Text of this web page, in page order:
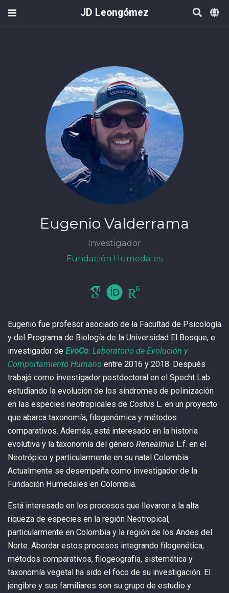
JD Leongómez
Eugenio Valderrama
Investigador
Fundación Humedales
Eugenio fue profesor asociado de la Facultad de Psicología
y del Programa de Biología de la Universidad El Bosque, e
investigador de EvoCo: Laboratorio de Evolución y
Comportamiento Humano entre 2016 y 2018. Después
trabajó como investigador postdoctoral en el Specht Lab
estudiando la evolución de los síndromes de polinización
en las especies neotropicales de Costus L. en un proyecto
que abarca taxonomía, filogenómica y métodos
comparativos. Además, está interesado en la historia
evolutiva y la taxonomía del género Renealmia L.f. en el
Neotrópico y particularmente en su natal Colombia.
Actualmente se desempeña como investigador de la
Fundación Humedales en Colombia.
Está interesado en los procesos que llevaron a la alta
riqueza de especies en la región Neotropical,
particularmente en Colombia y la región de los Andes del
Norte. Abordar estos procesos integrando filogenética,
métodos comparativos, filogeografía, sistemática y
taxonomía vegetal ha sido el foco de su investigación. El
jengibre y sus familiares son su grupo de estudio y